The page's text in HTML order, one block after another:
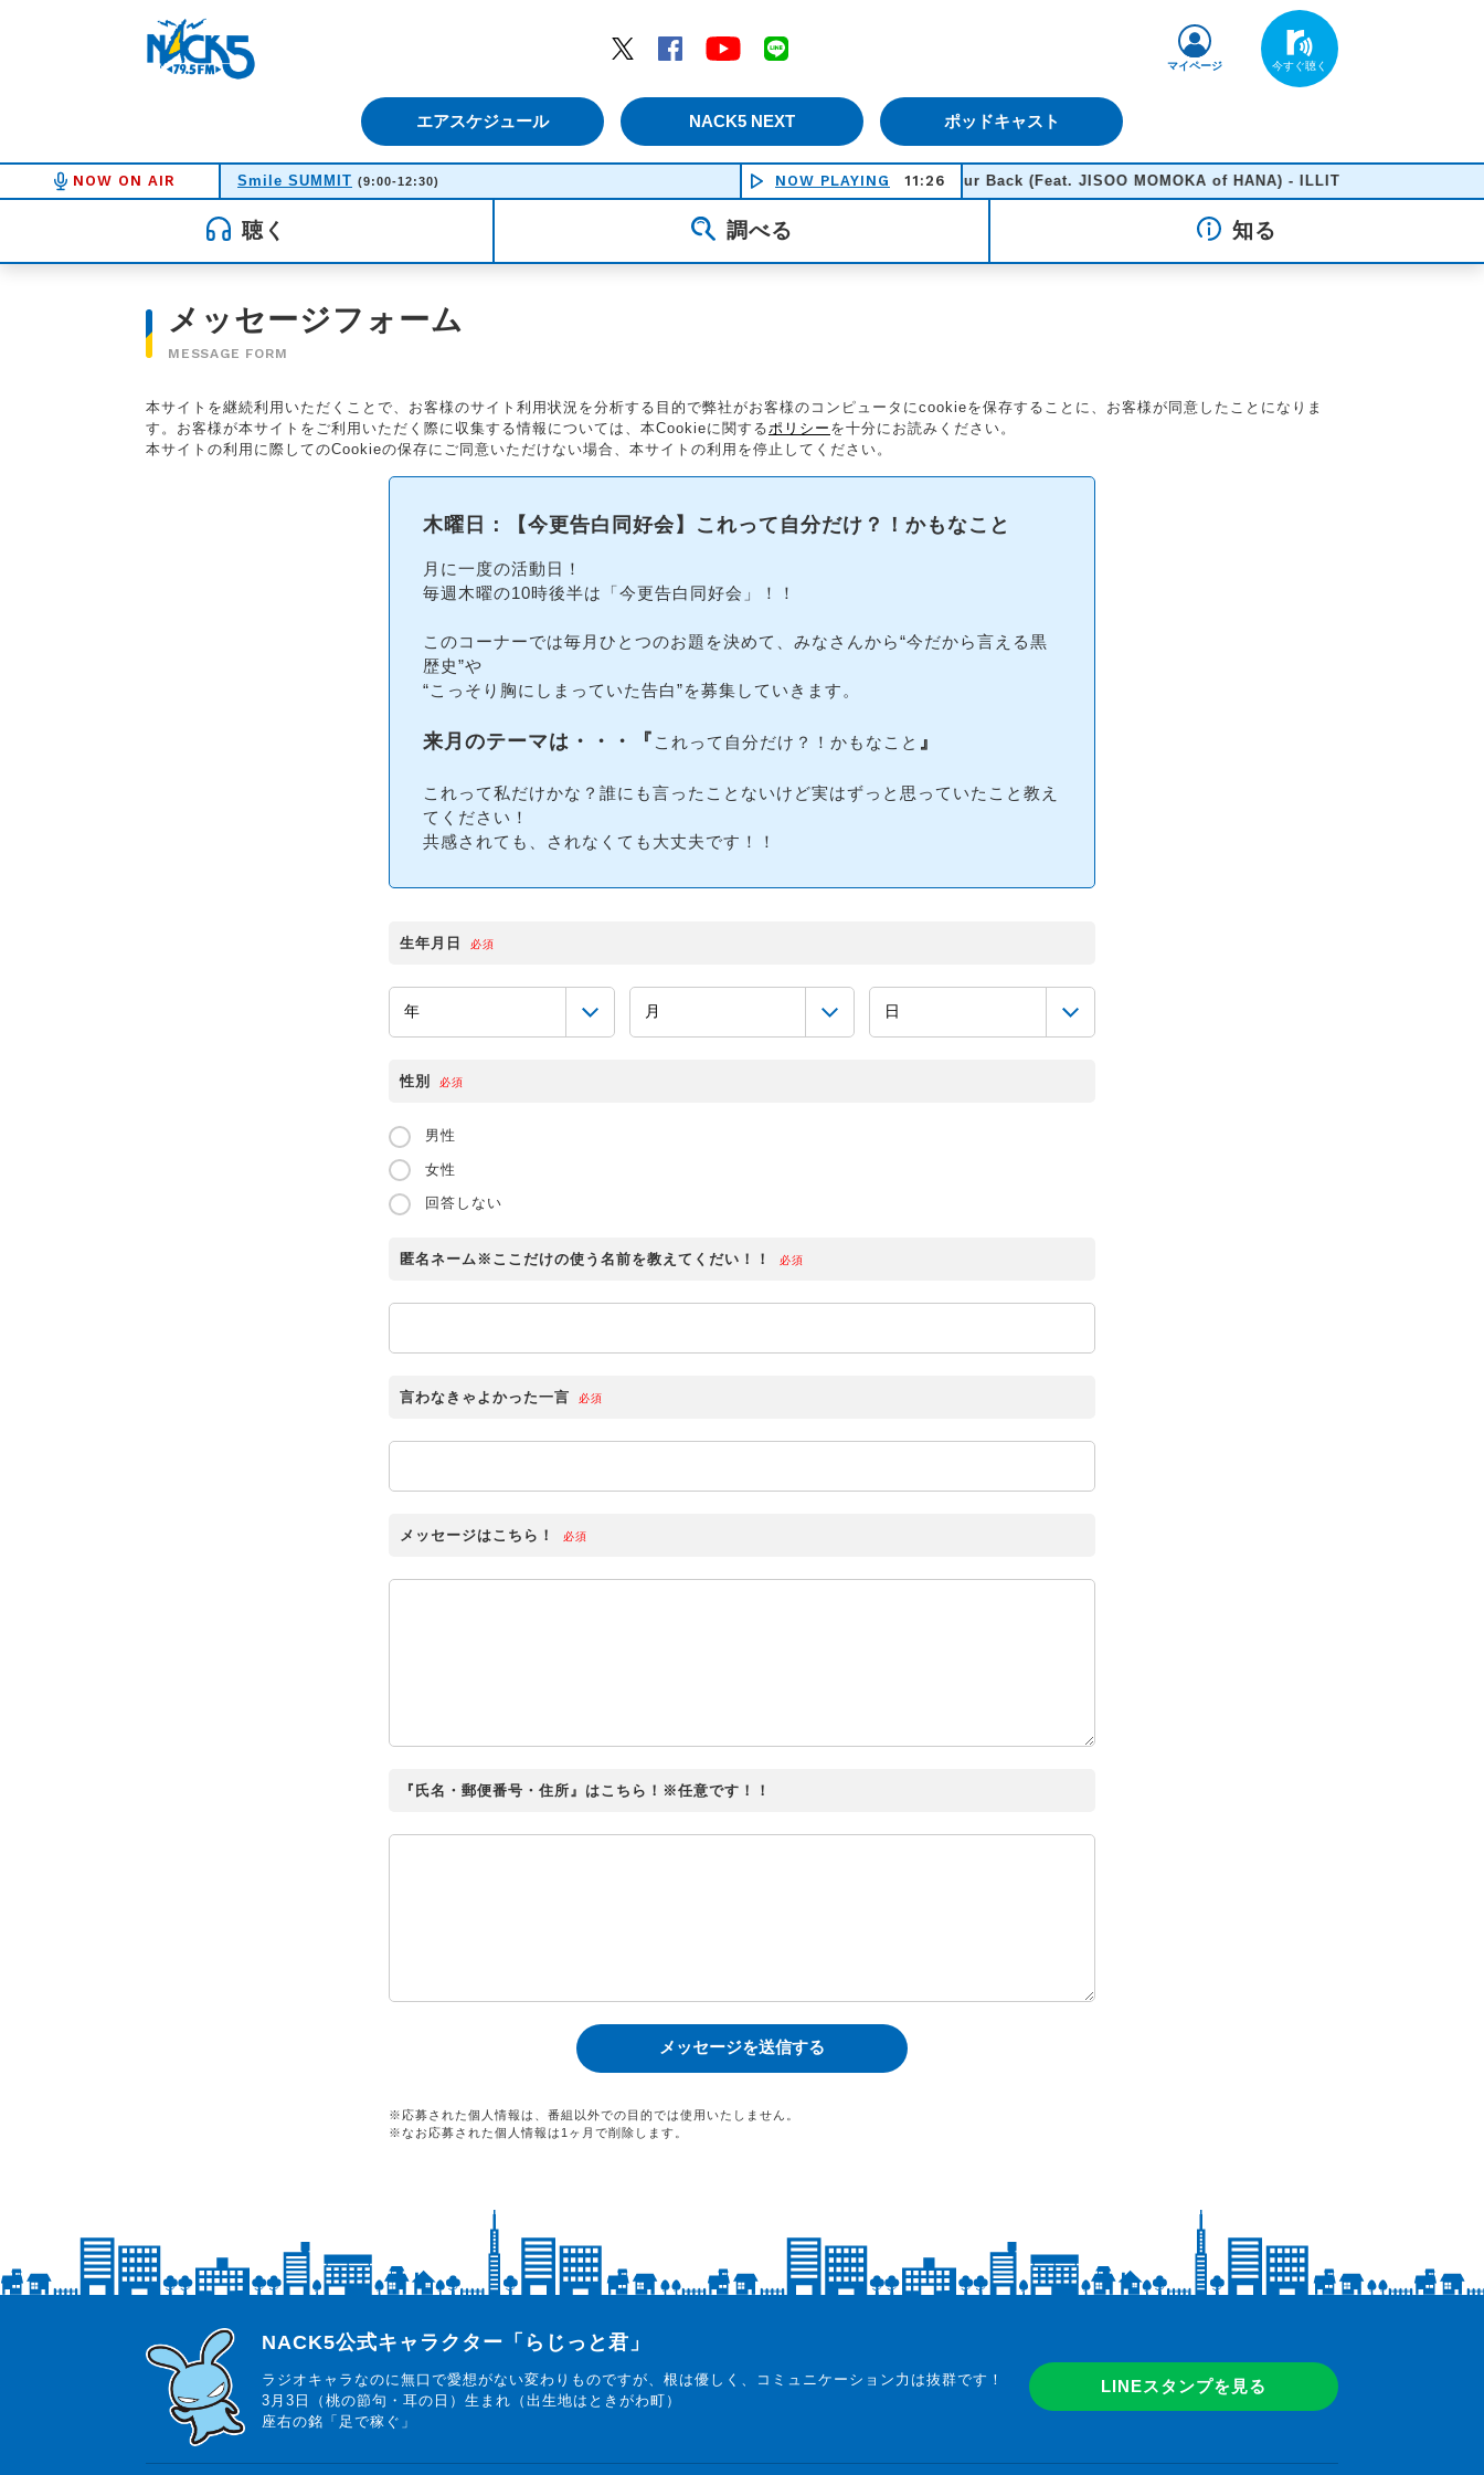
Twitter
Facebook YouTube
エアスケジュール NACK5 NEXT ポッドキャスト
マイページ
NOW ON AIR Smile SUMMIT (9:00-12:30) NOW PLAYING 11:26
I Got Your Back (Feat. JISOO MOMOKA of HANA) - ILLIT
聴く 調べる 知る
メッセージフォーム
MESSAGE FORM
本サイトを継続利用いただくことで、お客様のサイト利用状況を分析する目的で弊社がお客様のコンピュータにcookieを保存することに、お客様が同意したことになりま
す。お客様が本サイトをご利用いただく際に収集する情報については、本Cookieに関するポリシー を十分にお読みください。
本サイトの利用に際してのCookieの保存にご同意いただけない場合、本サイトの利用を停止してください。
木曜日：【今更告白同好会】これって自分だけ？！かもなこと
月に一度の活動日！
毎週木曜の10時後半は「今更告白同好会」！！
このコーナーでは毎月ひとつのお題を決めて、みなさんから“今だから言える黒
歴史”や
“こっそり胸にしまっていた告白”を募集していきます。
来月のテーマは・・・ 『 これって自分だけ？！かもなこと 』
これって私だけかな？誰にも言ったことないけど実はずっと思っていたこと教え
てください！
共感されても、されなくても大丈夫です！！
生年月日 必須
性別 必須
男性
女性
回答しない
匿名ネーム※ここだけの使う名前を教えてくだい！！ 必須
言わなきゃよかった一言 必須
メッセージはこちら！ 必須
『氏名・郵便番号・住所』はこちら！※任意です！！
※応募された個人情報は、番組以外での目的では使用いたしません。
※なお応募された個人情報は1ヶ月で削除します。
らじっと君
NACK5公式キャラクター「らじっと君」
ラジオキャラなのに無口で愛想がない変わりものですが、根は優しく、コミュニケーション力は抜群です！
3月3日（桃の節句・耳の日）生まれ（出生地はときがわ町）
座右の銘「足で稼ぐ」
LINEスタンプを見る